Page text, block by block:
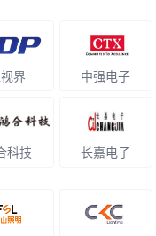
界 中强电子
科技 长嘉电子